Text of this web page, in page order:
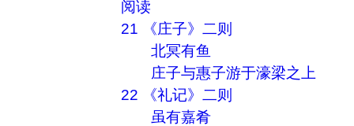
阅读
21 《庄子》二则
北冥有鱼
庄子与惠子游于濠梁之上
22 《礼记》二则
虽有嘉肴